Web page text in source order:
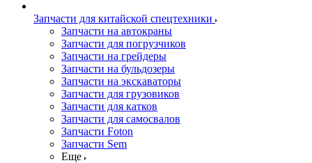
Запчасти для китайской спецтехники
Запчасти на автокраны
Запчасти для погрузчиков
Запчасти на грейдеры
Запчасти на бульдозеры
Запчасти на экскаваторы
Запчасти для грузовиков
Запчасти для катков
Запчасти для самосвалов
Запчасти Foton
Запчасти Sem
Еще